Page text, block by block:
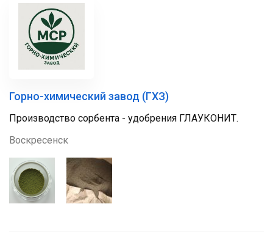
Горно-химический завод (ГХЗ)
Производство сорбента - удобрения ГЛАУКОНИТ.
Воскресенск